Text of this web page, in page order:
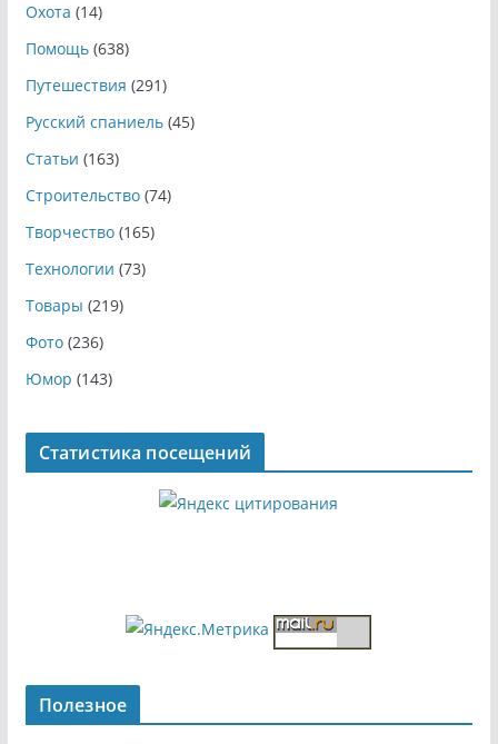
Охота (14)
Помощь(638)
Путешествия (291)
Русский спаниель(45)
Статьи (163)
Строительство(74)
Творчество(165)
Технологии (73)
Товары (219)
Фото(236)
Юмор (143)
Статистика посещений
Полезное